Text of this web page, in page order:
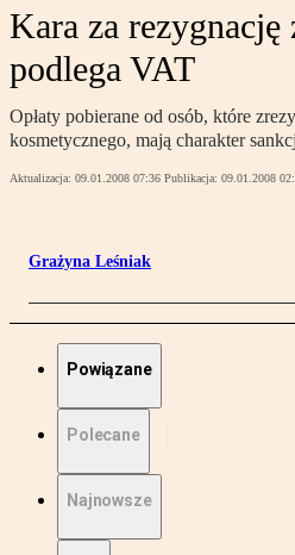
Kara za rezygnację
podlega VAT
Opłaty pobierane od osób, które
kosmetycznego, mają charakter
Aktualizacja: 09.01.2008 07:36 Publikacja: 09.01.2008
Grażyna Leśniak
Powiązane
Polecane
Najnowsze